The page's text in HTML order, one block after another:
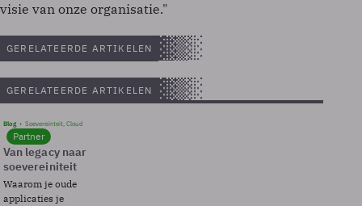
visie van onze organisatie."
GERELATEERDE ARTIKELEN
GERELATEERDE ARTIKELEN
Blog Soevereinteit, Cloud
Partner
Van legacy naar
soevereiniteit
Waarom je oude
applicaties je